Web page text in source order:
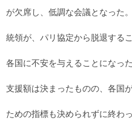
が欠席し、低調な会議となった
統領が、パリ協定から脱退する
各国に不安を与えることになっ
支援額は決まったものの、各国
ための指標も決められずに終わっ